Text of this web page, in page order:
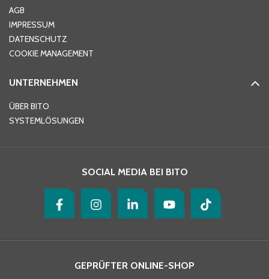
Telefon
AGB
IMPRESSUM
DATENSCHUTZ
COOKIE MANAGEMENT
UNTERNEHMEN
ÜBER BITO
SYSTEMLÖSUNGEN
SOCIAL MEDIA BEI BITO
GEPRÜFTER ONLINE-SHOP